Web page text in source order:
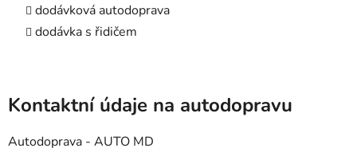
dodávková autodoprava
dodávka s řidičem
Kontaktní údaje na autodopravu
Autodoprava - AUTO MD